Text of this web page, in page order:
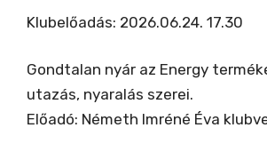
Klubelőadás: 2026.06.24. 17.30
Gondtalan nyár az Energy
utazás, nyaralás szerei.
Előadó: Németh Imréné Éva